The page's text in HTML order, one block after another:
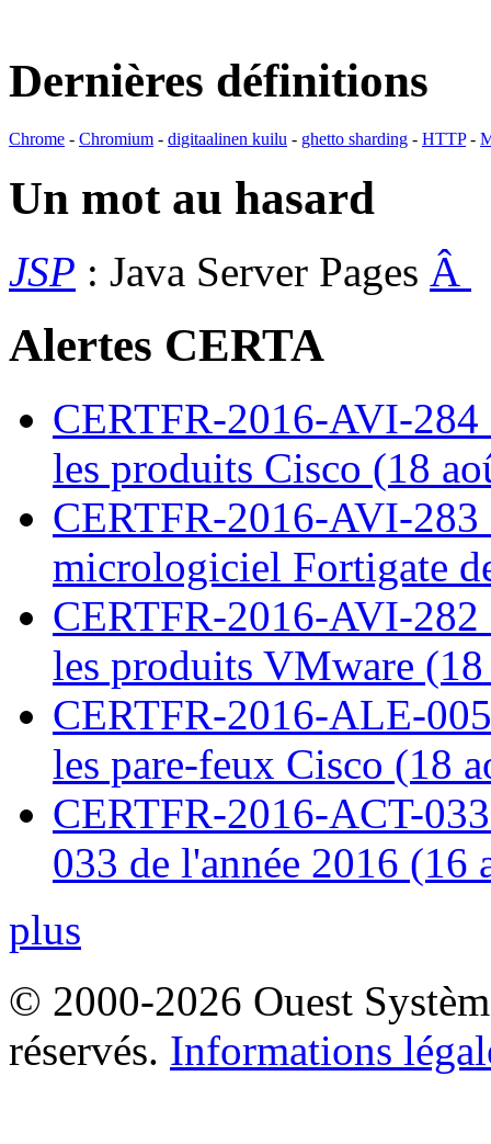
Dernières définitions
Chrome - Chromium - digitaalinen kuilu - ghetto sharding - HTTP-
Un mot au hasard
JSP : Java Server Pages Â
Alertes CERTA
CERTFR-2016-AVI-
les produits Cisco (18
CERTFR-2016-AVI-
micrologiciel Fortigate
CERTFR-2016-AVI-
les produits VMware
CERTFR-2016-ALE-
les pare-feux Cisco (18
CERTFR-2016-ACT-
033 de l'année 2016 (16
plus
© 2000-2026 Ouest
réservés. Informations